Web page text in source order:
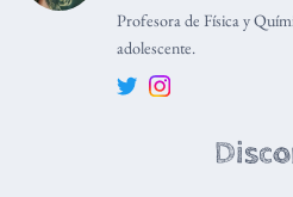
Profesora de Física y
adolescente.